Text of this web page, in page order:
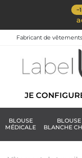
Fabricant de
JE
BLOUSE
MÉDICALE
BLOUSE
BLANCHE